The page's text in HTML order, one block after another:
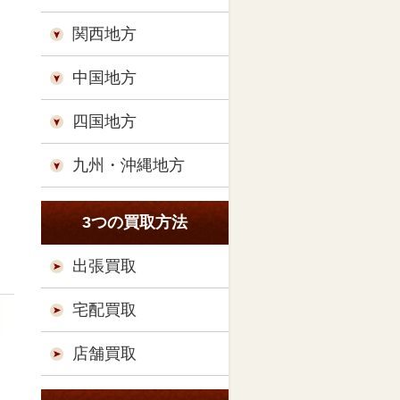
関西地方
中国地方
四国地方
九州・沖縄地方
3つの買取方法
出張買取
宅配買取
店舗買取